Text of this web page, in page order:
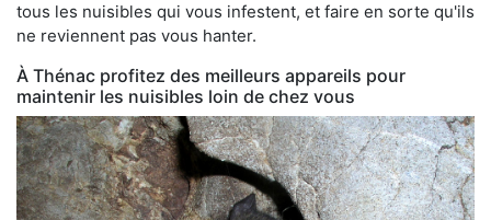
tous les nuisibles qui vous infestent, et faire en sorte qu'ils
ne reviennent pas vous hanter.
À Thénac profitez des meilleurs appareils pour
maintenir les nuisibles loin de chez vous